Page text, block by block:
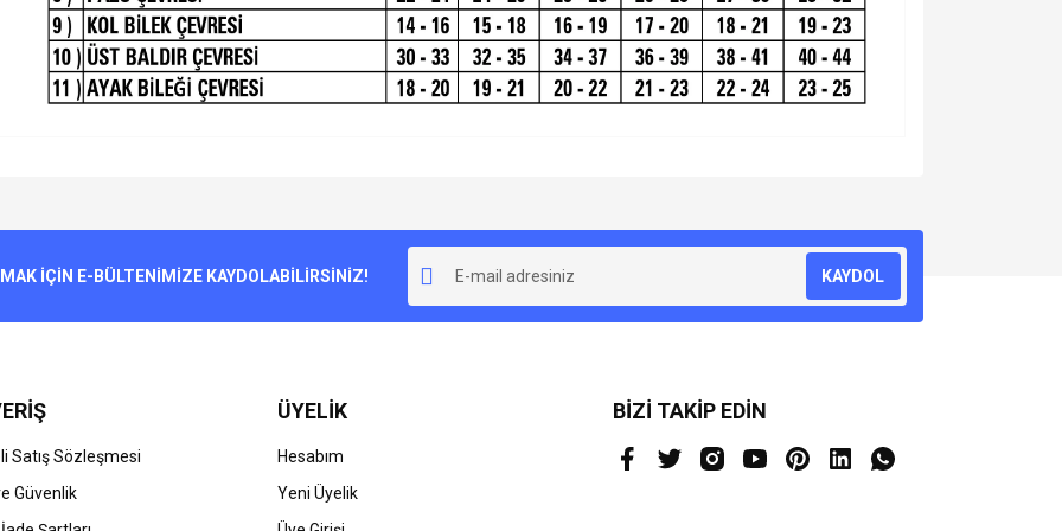
İÇİN E-BÜLTENİMİZE KAYDOLABİLİRSİNİZ! KAYDOL
Satış Sözleşmesi
Güvenlik
ÜYELİK
Hesabım
Yeni Üyelik
BİZİ TAKİP EDİN